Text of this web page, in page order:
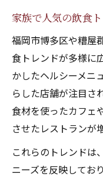
家族で人気の飲食
福岡市博多区や糟屋
食トレンドが多様に
かしたヘルシーメニ
らした店舗が注目さ
食材を使ったカフェ
させたレストランが
これらのトレンドは
ニーズを反映してお